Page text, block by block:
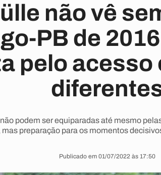
não vê
PB de
pelo
podem ser equiparadas até mesmo
preparação para os momentos
Publicado em 01/07/2022 às 17:50